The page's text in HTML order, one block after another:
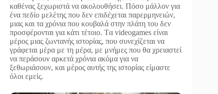
καθένας ξεχωριστά να ακολουθήσει. Πόσο μάλλον για
ένα πεδίο μελέτης που δεν επιδέχεται παρερμηνειών,
μιας και τα χρόνια που κουβαλά στην πλάτη του δεν
προσφέρονται για κάτι τέτοιο. Tα videogames είναι
μέρος μιας ζωντανής ιστορίας, που συνεχίζεται να
γράφεται μέρα με τη μέρα, με μνήμες που θα χρειαστεί
να περάσουν αρκετά χρόνια ακόμα για να
ξεθωριάσουν, και μέρος αυτής της ιστορίας είμαστε
όλοι εμείς.